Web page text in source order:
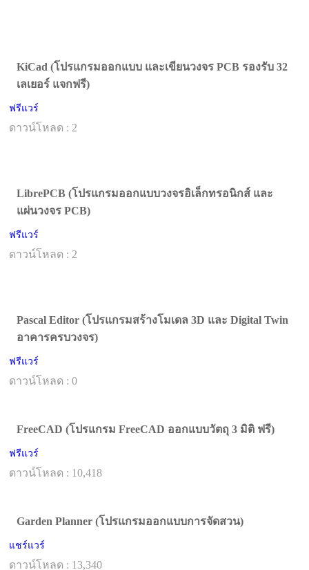
KiCad (โปรแกรมออกแบบ และเขียนวงจร PCB รองรับ 32
เลเยอร์ แจกฟรี)
ฟรีแวร์
ดาวน์โหลด : 2
LibrePCB (โปรแกรมออกแบบวงจรอิเล็กทรอนิกส์ และ
แผ่นวงจร PCB)
ฟรีแวร์
ดาวน์โหลด : 2
Pascal Editor (โปรแกรมสร้างโมเดล 3D และ Digital Twin
อาคารครบวงจร)
ฟรีแวร์
ดาวน์โหลด : 0
FreeCAD (โปรแกรม FreeCAD ออกแบบวัตถุ 3 มิติ ฟรี)
ฟรีแวร์
ดาวน์โหลด : 10,418
Garden Planner (โปรแกรมออกแบบการจัดสวน)
แชร์แวร์
ดาวน์โหลด : 13,340